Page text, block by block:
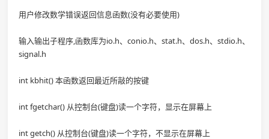
用户修改数学错误返回信息函数(没有必要使用)
输入输出子程序,函数库为io.h、conio.h、stat.h、dos.h、stdio.h、
signal.h
int kbhit() 本函数返回最近所敲的按键
int fgetchar() 从控制台(键盘)读一个字符，显示在屏幕上
int getch() 从控制台(键盘)读一个字符，不显示在屏幕上